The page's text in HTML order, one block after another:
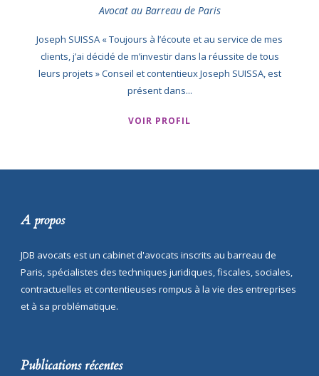
Avocat au Barreau de Paris
Joseph SUISSA « Toujours à l’écoute et au service de mes
clients, j’ai décidé de m’investir dans la réussite de tous
leurs projets » Conseil et contentieux Joseph SUISSA, est
présent dans...
VOIR PROFIL
A propos
JDB avocats est un cabinet d'avocats inscrits au barreau de
Paris, spécialistes des techniques juridiques, fiscales, sociales,
contractuelles et contentieuses rompus à la vie des entreprises
et à sa problématique.
Publications récentes